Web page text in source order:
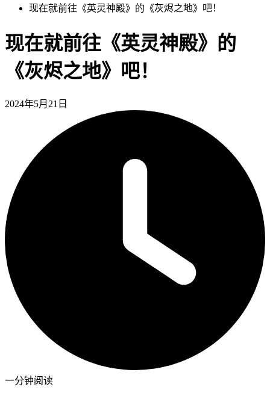
现在就前往《英灵神殿》的《灰烬之地》吧！
现在就前往《英灵神殿》的
《灰烬之地》吧！
2024年5月21日
一分钟阅读